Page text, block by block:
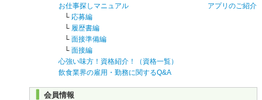
お仕事探しマニュアル
└ 応募編
└ 履歴書編
└ 面接準備編
└ 面接編
心強い味方！資格紹介！（資格一覧）
飲食業界の雇用・勤務に関するQ&A
アプリのご紹介
会員情報